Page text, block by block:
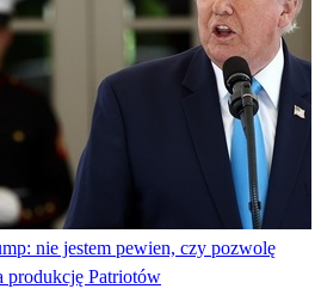
nie jestem pewien, czy pozwolę
produkcję Patriotów